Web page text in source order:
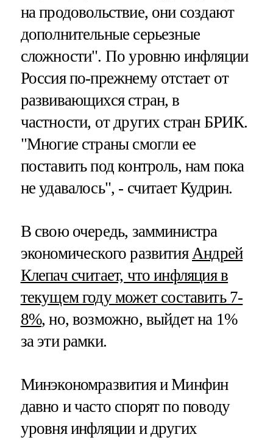
на продовольствие, они создают
дополнительные серьезные
сложности". По уровню инфляции
Россия по-прежнему отстает от
развивающихся стран, в
частности, от других стран БРИК.
"Многие страны смогли ее
поставить под контроль, нам пока
не удавалось", - считает Кудрин.
В свою очередь, замминистра
экономического развития Андрей
Клепач считает, что инфляция в
текущем году может составить 7-
8%, но, возможно, выйдет на 1%
за эти рамки.
Минэкономразвития и Минфин
давно и часто спорят по поводу
уровня инфляции и других